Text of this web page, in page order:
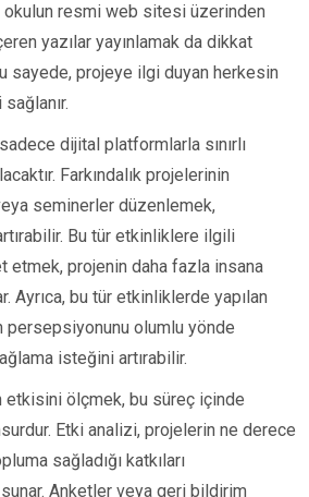
okulun resmi web sitesi üzerinden
yazılar yayınlamak da dikkat
sayede, projeye ilgi duyan herkesin
sadece dijital platformlarla sınırlı
Farkındalık projelerinin
seminerler düzenlemek,
Bu tür etkinliklere ilgili
etmek, projenin daha fazla insana
Ayrıca, bu tür etkinliklerde yapılan
persepsiyonunu olumlu yönde
isteğini artırabilir.
etkisini ölçmek, bu süreç içinde
Etki analizi, projelerin ne derece
sağladığı katkıları
Anketler veya geri bildirim